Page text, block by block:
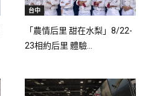
台中
「農情后里 甜在水梨」8/22-
23相約后里 體驗...